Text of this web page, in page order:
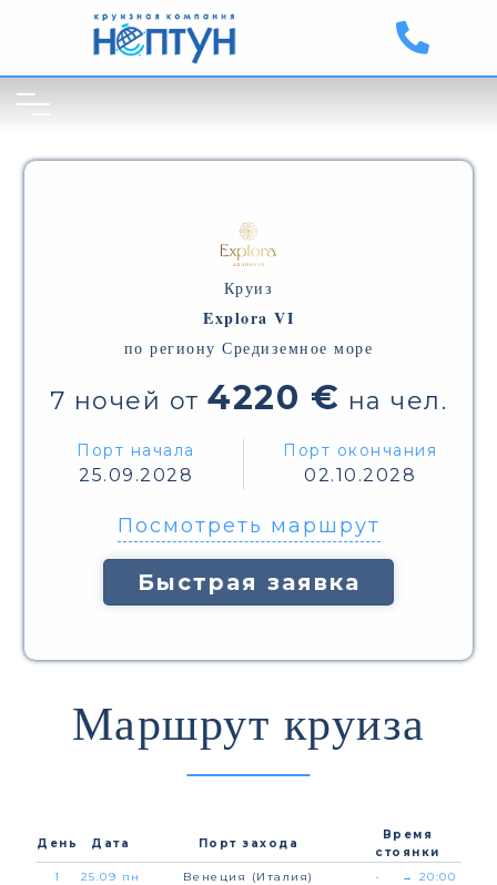
Круиз
Explora VI
по региону Средиземное море
7 ночей от4220 € на чел.
Порт начала
25.09.2028
Порт окончания
02.10.2028
Посмотреть маршрут
Быстрая заявка
Маршрут круиза
День Дата Порт захода
Время
стоянки
1
25.09 пн Венеция (Италия) - →
20:00